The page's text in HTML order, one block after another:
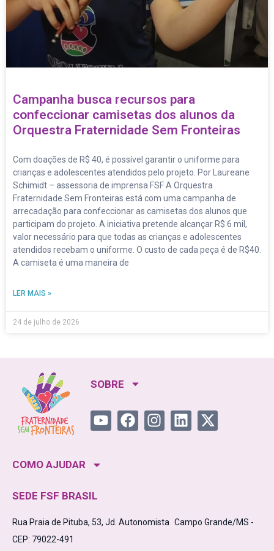
Campanha busca recursos para
confeccionar camisetas dos alunos da
Orquestra Fraternidade Sem Fronteiras
Com doações de R$ 40, é possível garantir o uniforme para
crianças e adolescentes atendidos pelo projeto. Por Laureane
Schimidt – assessoria de imprensa FSF A Orquestra
Fraternidade Sem Fronteiras está com uma campanha de
arrecadação para confeccionar as camisetas dos alunos que
participam do projeto. A iniciativa pretende alcançar R$ 6 mil,
valor necessário para que todas as crianças e adolescentes
atendidos recebam o uniforme. O custo de cada peça é de R$40.
A camiseta é uma maneira de
LER MAIS »
24 de julho de 2026
SOBRE
COMO AJUDAR
SEDE FSF BRASIL
Rua Praia de Pituba, 53, Jd. Autonomista Campo Grande/MS -
CEP: 79022-491